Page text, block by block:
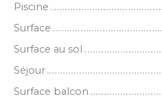
Piscine
Surface
Surface au sol
Séjour
Surface balcon